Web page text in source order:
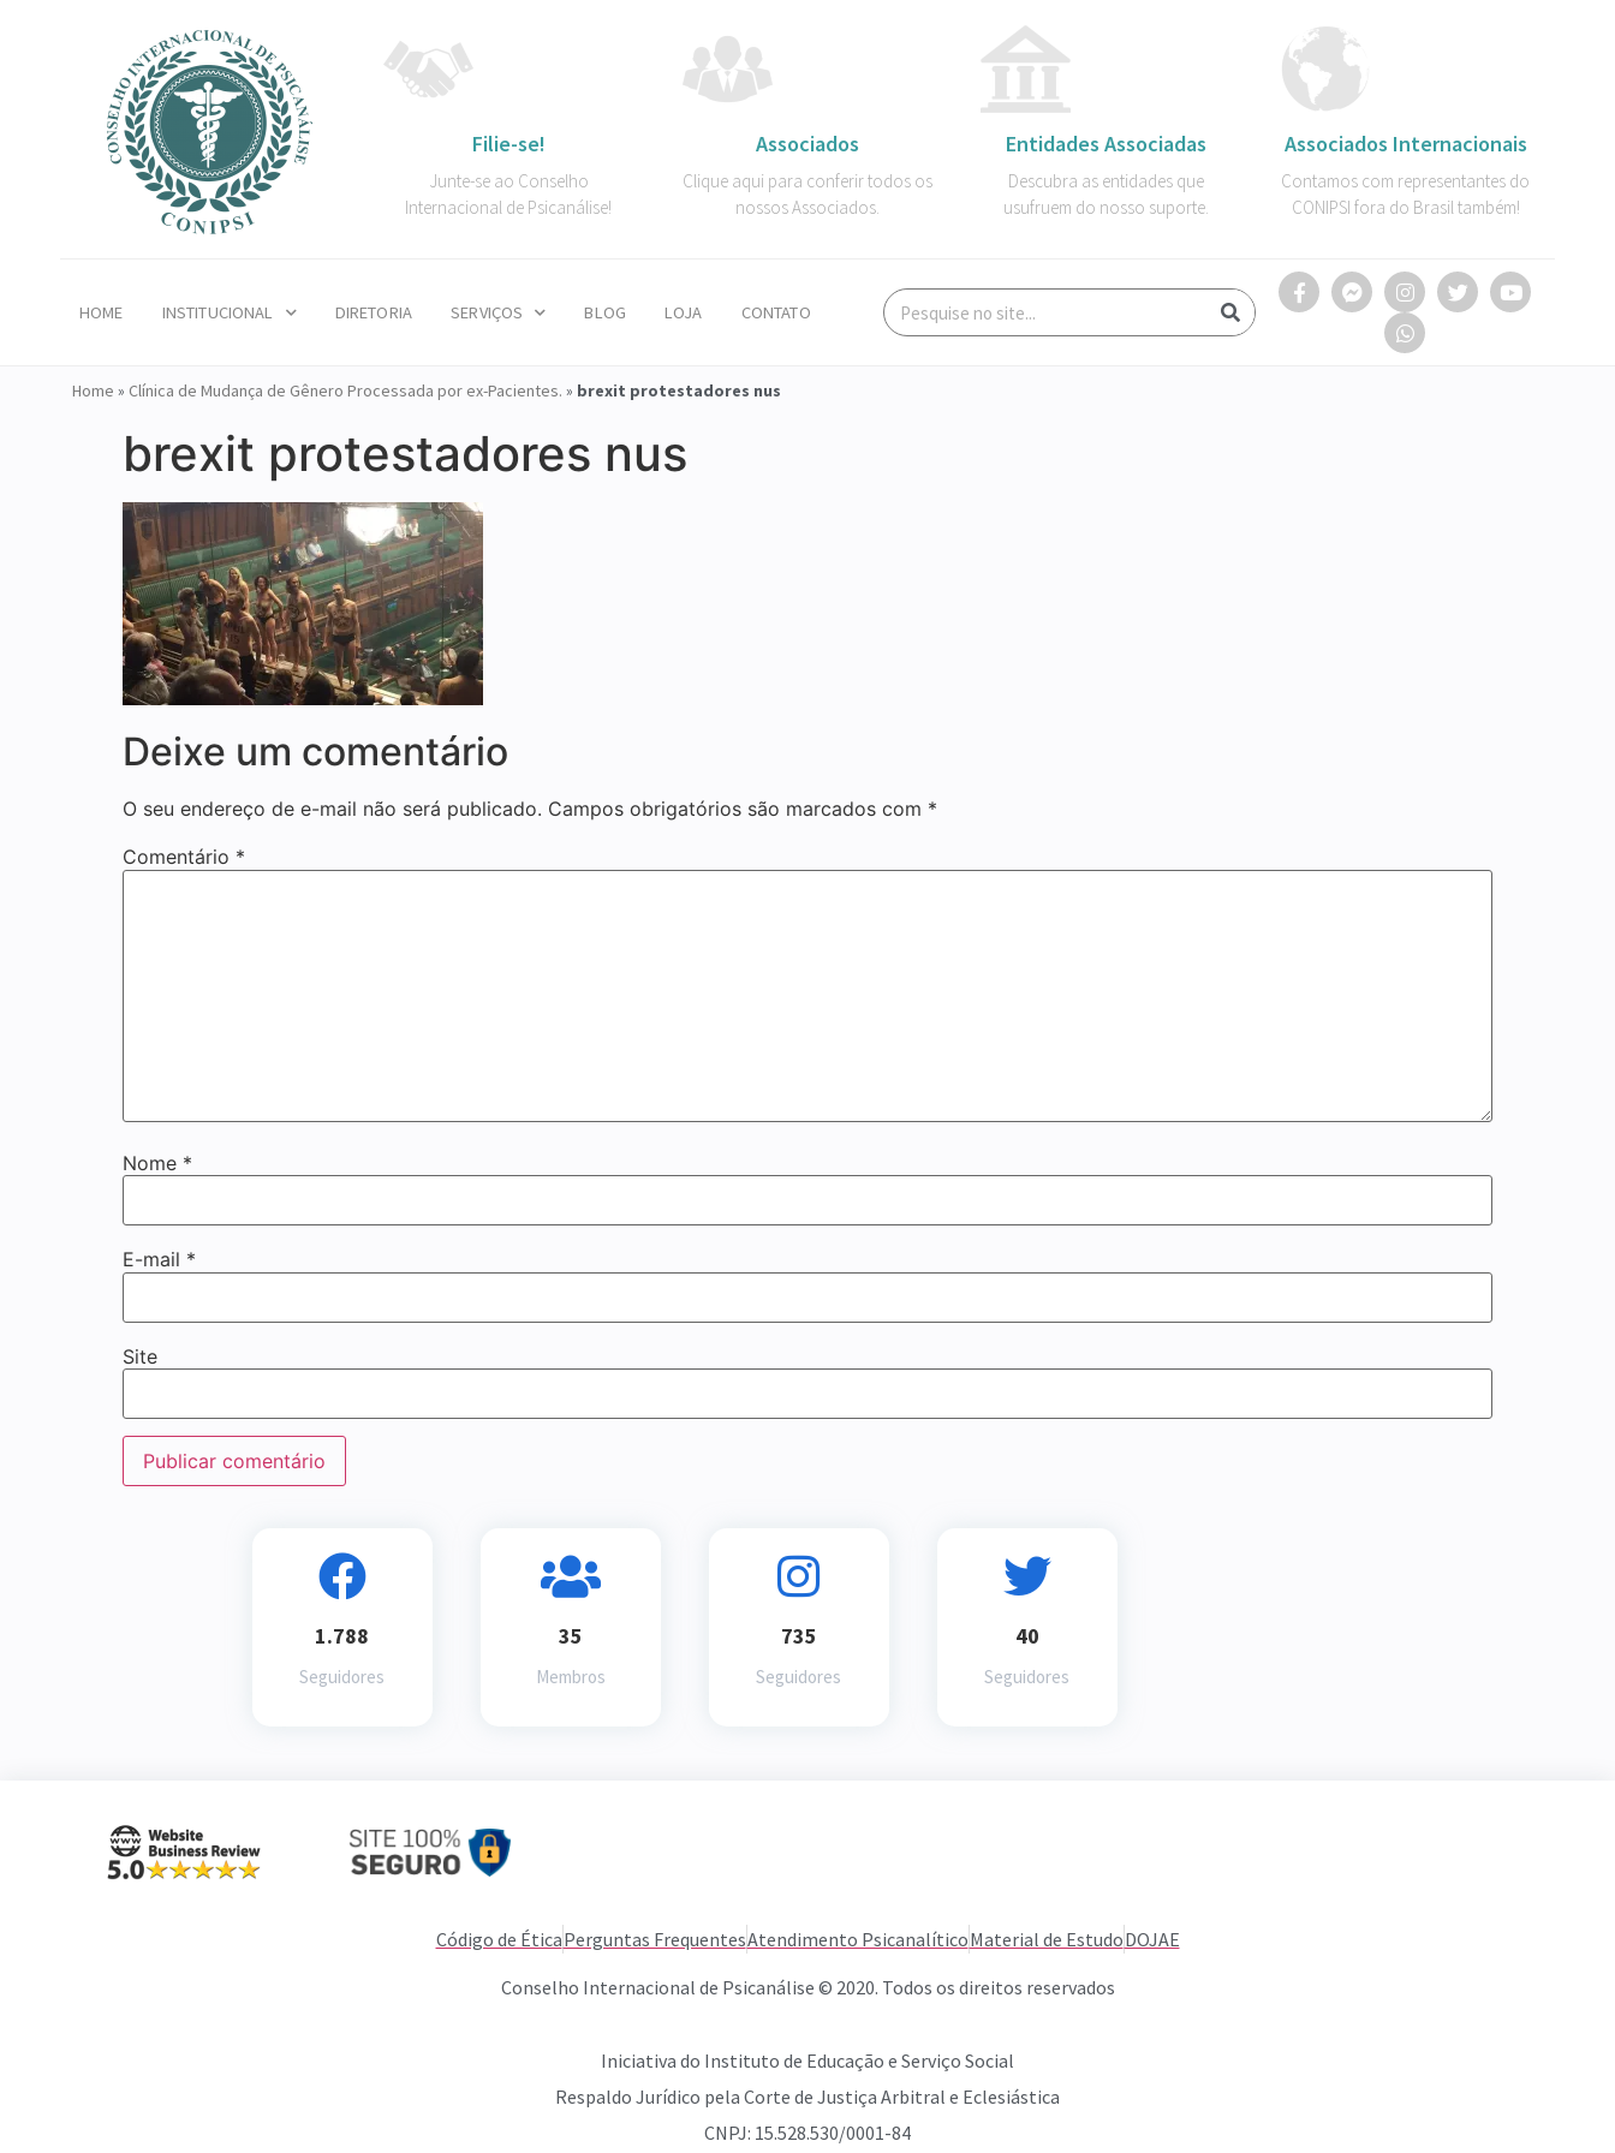
Filie-se!
Junte-se ao Conselho
Internacional de Psicanálise!
Associados
Clique aqui para conferir todos os
nossos Associados.
Entidades Associadas
Descubra as entidades que
usufruem do nosso suporte.
Associados Internacionais
Contamos com representantes do
CONIPSI fora do Brasil também!
HOME INSTITUCIONAL DIRETORIA SERVIÇOS BLOG LOJA CONTATO
Home » Clínica de Mudança de Gênero Processada por ex-Pacientes. » brexit protestadores nus
brexit protestadores nus
Deixe um comentário
O seu endereço de e-mail não será publicado. Campos obrigatórios são marcados com *
Comentário *
Nome *
E-mail *
Site
1.788
Seguidores
35
Membros
735
Seguidores
40
Seguidores
Código de ÉticaPerguntas FrequentesAtendimento PsicanalíticoMaterial de EstudoDOJAE
Conselho Internacional de Psicanálise © 2020. Todos os direitos reservados
Iniciativa do Instituto de Educação e Serviço Social
Respaldo Jurídico pela Corte de Justiça Arbitral e Eclesiástica
CNPJ: 15.528.530/0001-84